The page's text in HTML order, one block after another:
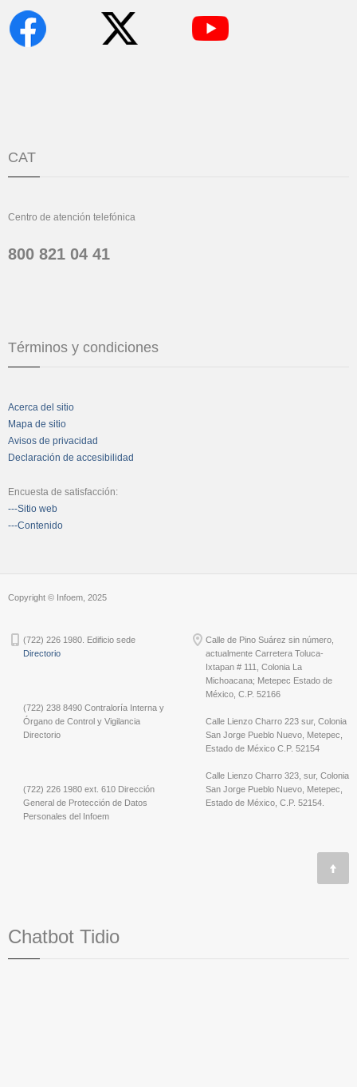
CAT
Centro de atención telefónica
800 821 04 41
Términos y condiciones
Acerca del sitio
Mapa de sitio
Avisos de privacidad
Declaración de accesibilidad
Encuesta de satisfacción:
---Sitio web
---Contenido
Copyright © Infoem, 2025
(722) 226 1980. Edificio sede
Directorio
(722) 238 8490 Contraloría Interna y
Órgano de Control y Vigilancia
Directorio
(722) 226 1980 ext. 610 Dirección
General de Protección de Datos
Personales del Infoem
Calle de Pino Suárez sin número,
actualmente Carretera Toluca-
Ixtapan # 111, Colonia La
Michoacana; Metepec Estado de
México, C.P. 52166
Calle Lienzo Charro 223 sur, Colonia
San Jorge Pueblo Nuevo, Metepec,
Estado de México C.P. 52154
Calle Lienzo Charro 323, sur, Colonia
San Jorge Pueblo Nuevo, Metepec,
Estado de México, C.P. 52154.
Chatbot Tidio